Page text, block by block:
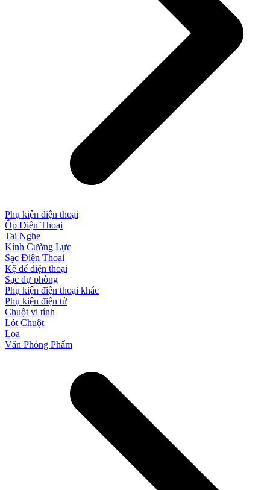
Phụ kiện điện thoại
Ốp Điện Thoại
Tai Nghe
Kính Cường Lực
Sạc Điện Thoại
Kệ để điện thoại
Sạc dự phòng
Phụ kiện điện thoại khác
Phụ kiện điện tử
Chuột vi tính
Lót Chuột
Loa
Văn Phòng Phẩm